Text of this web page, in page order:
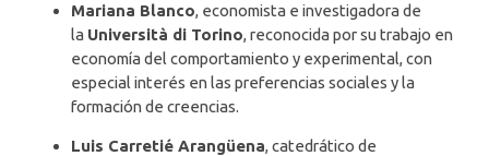
Mariana Blanco, economista e investigadora de
la Università di Torino, reconocida por su trabajo en
economía del comportamiento y experimental, con
especial interés en las preferencias sociales y la
formación de creencias.
Luis Carretié Arangüena, catedrático de